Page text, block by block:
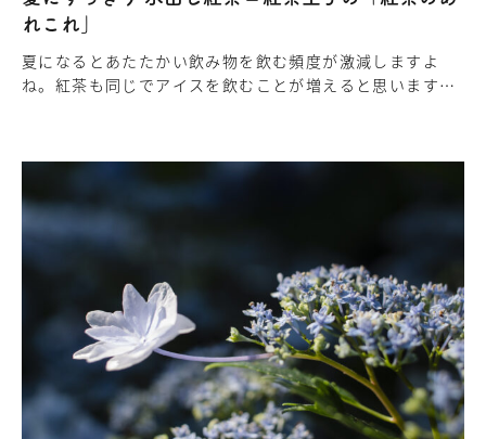
れこれ」
夏になるとあたたかい飲み物を飲む頻度が激減しますよ
ね。紅茶も同じでアイスを飲むことが増えると思います。